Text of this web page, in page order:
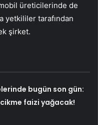
üreticilerinde de
yetkililer tarafından
şirket.
bugün son gün:
faizi yağacak!